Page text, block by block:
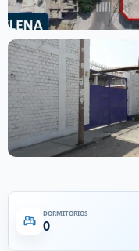
DORMITORIOS
0